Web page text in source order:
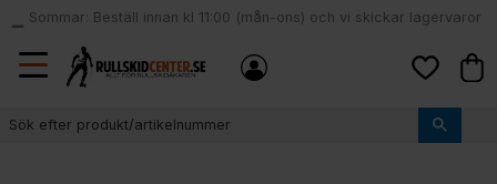
Meny
local_shipping
Sommar: Beställ innan kl 11:00 (mån-ons) och vi skickar lagervaror
samma dag